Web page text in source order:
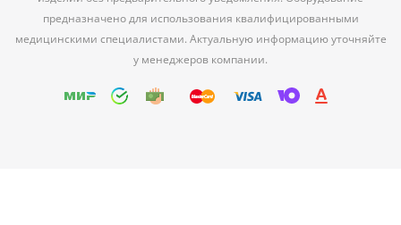
предназначено для использования квалифицированными
медицинскими специалистами. Актуальную информацию уточняйте
у менеджеров компании.